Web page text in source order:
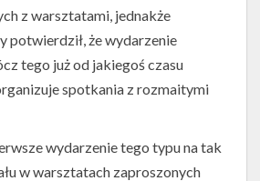
z warsztatami, jednakże
potwierdził, że wydarzenie
tego już od jakiegoś czasu
spotkania z rozmaitymi
wydarzenie tego typu na tak
w warsztatach zaproszonych